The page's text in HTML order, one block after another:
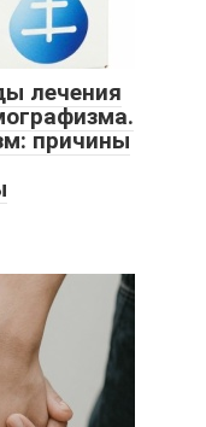
лечения
причины